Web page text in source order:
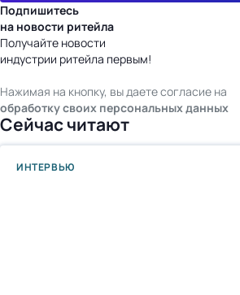
Подпишитесь
на новости ритейла
Получайте новости
индустрии ритейла первым!
Нажимая на кнопку, вы даете согласие на
обработку своих персональных данных
Сейчас читают
ИНТЕРВЬЮ